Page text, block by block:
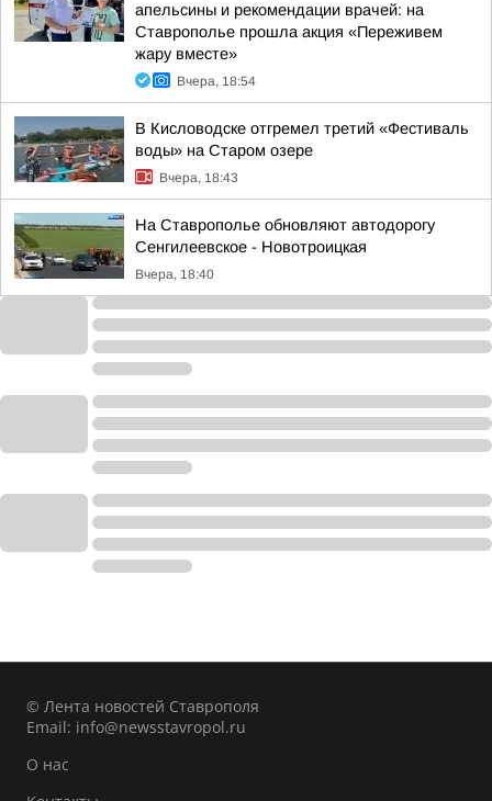
апельсины и рекомендации врачей: на
Ставрополье прошла акция «Переживем
жару вместе»
Вчера, 18:54
В Кисловодске отгремел третий «Фестиваль
воды» на Старом озере
Вчера, 18:43
На Ставрополье обновляют автодорогу
Сенгилеевское - Новотроицкая
Вчера, 18:40
© Лента новостей Ставрополя
Email: info@newsstavropol.ru
О нас